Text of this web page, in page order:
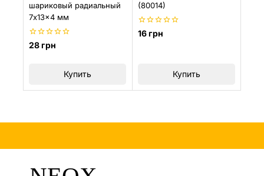
шариковый радиальный
7x13x4 мм
0
28грн
Купить
(80014)
0
16грн
Купить